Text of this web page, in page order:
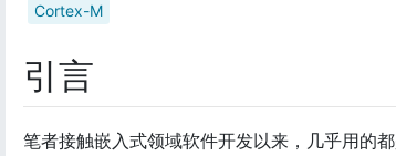
Cortex-M
引言
笔者接触嵌入式领域软件开发以来，几乎用的